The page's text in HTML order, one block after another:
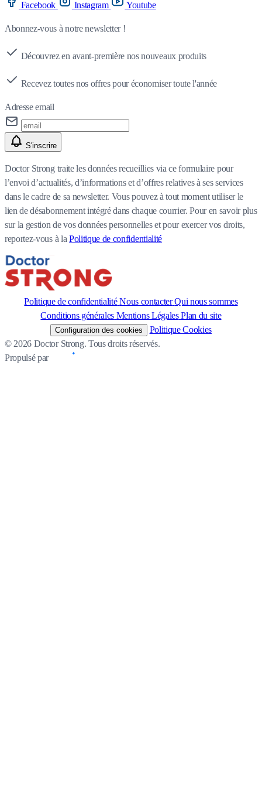
Facebook Instagram Youtube
Abonnez-vous à notre newsletter !
Découvrez en avant-première nos nouveaux produits
Recevez toutes nos offres pour économiser toute l'année
Adresse email
S'inscrire
Doctor Strong traite les données recueillies via ce formulaire pour
l’envoi d’actualités, d’informations et d’offres relatives à ses services
dans le cadre de sa newsletter. Vous pouvez à tout moment utiliser le
lien de désabonnement intégré dans chaque courrier. Pour en savoir plus
sur la gestion de vos données personnelles et pour exercer vos droits,
reportez-vous à la Politique de confidentialité
Politique de confidentialité Nous contacter Qui nous sommes
Conditions générales Mentions Légales Plan du site
Configuration des cookies
Politique Cookies
© 2026 Doctor Strong. Tous droits réservés.
Propulsé par